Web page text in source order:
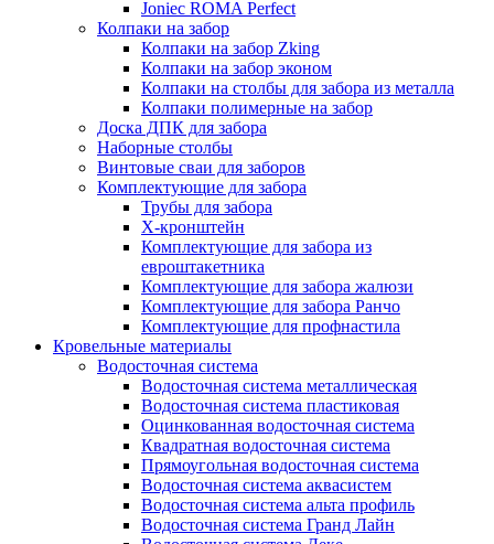
Joniec ROMA Perfect
Колпаки на забор
Колпаки на забор Zking
Колпаки на забор эконом
Колпаки на столбы для забора из металла
Колпаки полимерные на забор
Доска ДПК для забора
Наборные столбы
Винтовые сваи для заборов
Комплектующие для забора
Трубы для забора
Х-кронштейн
Комплектующие для забора из
евроштакетника
Комплектующие для забора жалюзи
Комплектующие для забора Ранчо
Комплектующие для профнастила
Кровельные материалы
Водосточная система
Водосточная система металлическая
Водосточная система пластиковая
Оцинкованная водосточная система
Квадратная водосточная система
Прямоугольная водосточная система
Водосточная система аквасистем
Водосточная система альта профиль
Водосточная система Гранд Лайн